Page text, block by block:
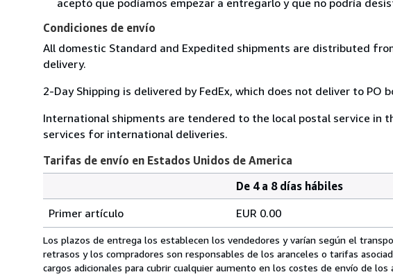
Condiciones de envío
All domestic Standard and Expedited shipments are distributed
delivery.
2-Day Shipping is delivered by FedEx, which does not deliver to PO
International shipments are tendered to the local postal service in
services for international deliveries.
Tarifas de envío en Estados Unidos de America
de
envío
en
Estados
pedido
De 4 a 8 días hábiles
Primer artículo
EUR 0.00
Los plazos de entrega los establecen los vendedores y varían según el
retrasos y los compradores son responsables de los aranceles o tarifas
cargos adicionales para cubrir cualquier aumento en los costes de envío de los